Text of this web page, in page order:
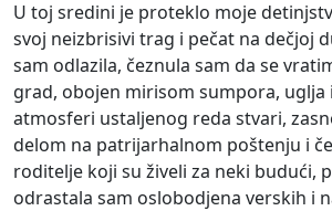
U toj sredini je proteklo moje
svoj neizbrisivi trag i pečat na dečjoj
sam odlazila, čeznula sam da se
grad, obojen mirisom sumpora, uglja
atmosferi ustaljenog reda stvari,
delom na patrijarhalnom poštenju i
roditelje koji su živeli za neki budući,
odrastala sam oslobodjena verskih i